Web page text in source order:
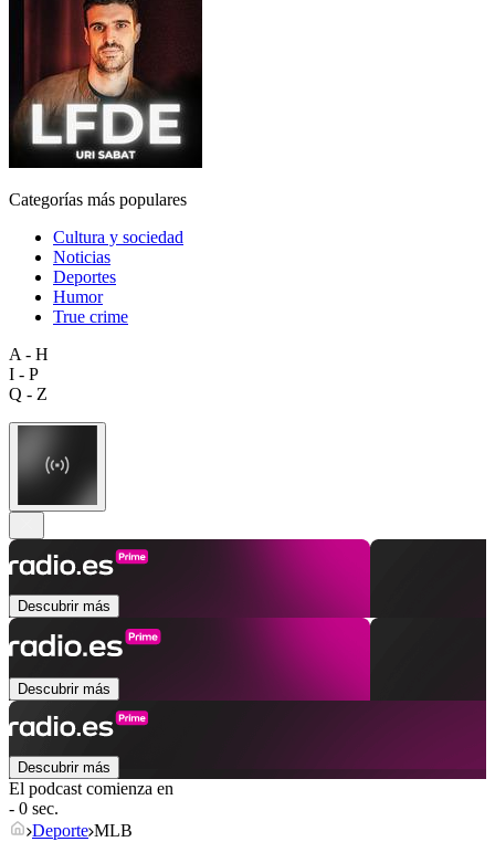
Categorías más populares
Cultura y sociedad
Noticias
Deportes
Humor
True crime
A - H
I - P
Q - Z
Descubrir más
Descubrir más
Descubrir más
El podcast comienza en
- 0 sec.
Deporte MLB